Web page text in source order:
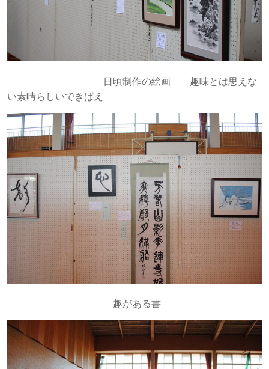
日頃制作の絵画 趣味とは思えな
い素晴らしいできばえ
趣がある書